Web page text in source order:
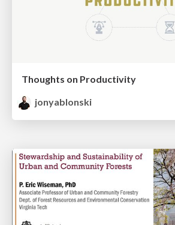
Thoughts on Productivity
jonyablonski